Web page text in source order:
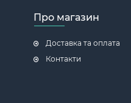
Про магазин
Доставка та оплата
Контакти